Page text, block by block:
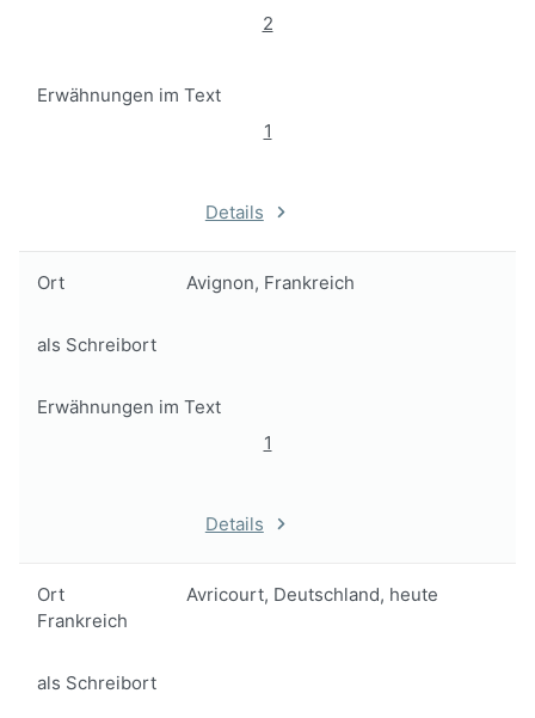
2
Erwähnungen im Text
1
Details
Ort Avignon, Frankreich
als Schreibort
Erwähnungen im Text
1
Details
Ort
Avricourt, Deutschland, heute
Frankreich
als Schreibort